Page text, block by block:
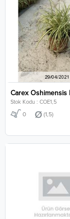
Stok Kodu : COE1,5
0 (1,5)